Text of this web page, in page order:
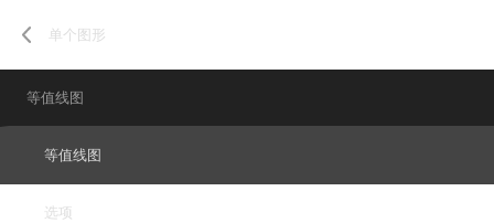
单个图形
等值线图
等值线图
选项